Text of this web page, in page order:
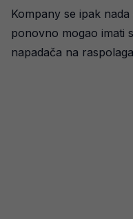
Kompany se ipak
ponovno mogao imati
napadača na